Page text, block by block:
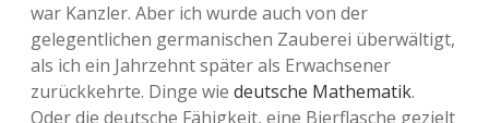
war Kanzler. Aber ich wurde auch von der
gelegentlichen germanischen Zauberei überwältigt,
als ich ein Jahrzehnt später als Erwachsener
zurückkehrte. Dinge wie deutsche Mathematik.
Oder die deutsche Fähigkeit, eine Bierflasche gezielt